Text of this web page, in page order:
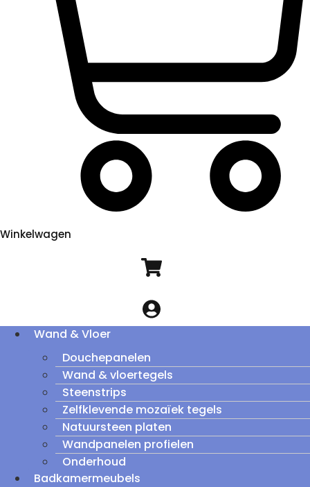
Winkelwagen
Wand & Vloer
Douchepanelen
Wand & vloertegels
Steenstrips
Zelfklevende mozaïek tegels
Natuursteen platen
Wandpanelen profielen
Onderhoud
Badkamermeubels